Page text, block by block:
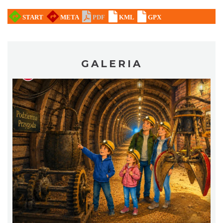
Coś z niczego - organizery z tektury, z
Warsztat gry na flecie indiańskim –
pierwsze kroki w świecie melodii
Rybnik
2026-09-10
25.72 km
GALERIA